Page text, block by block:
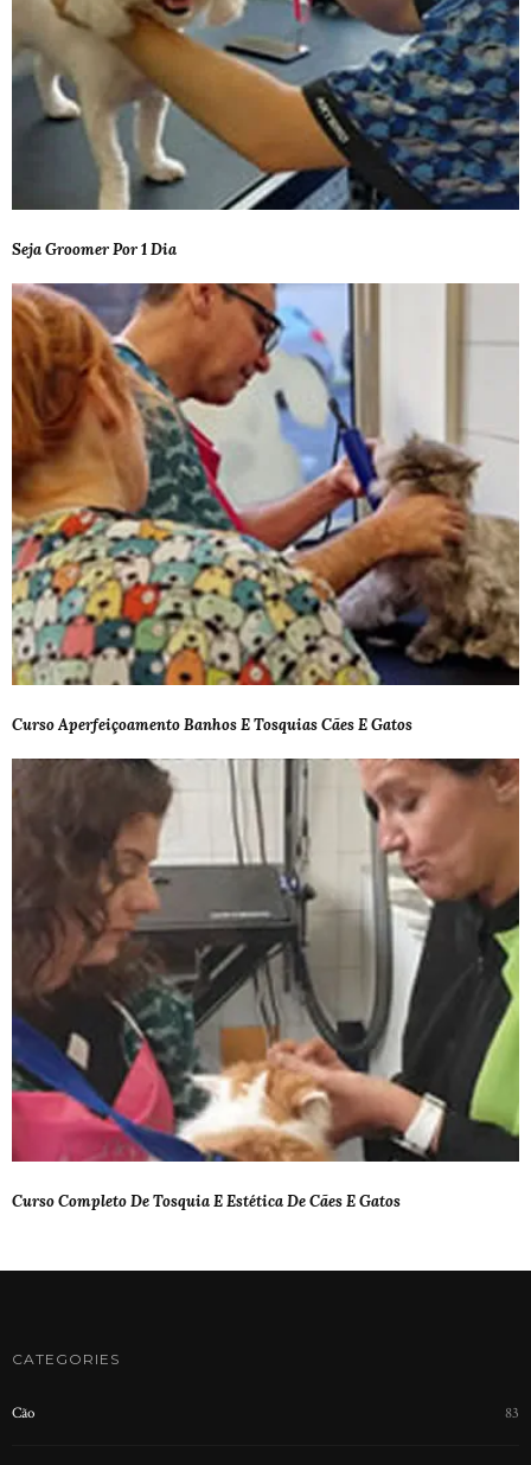
Seja Groomer Por 1 Dia
Curso Aperfeiçoamento Banhos E Tosquias Cães E Gatos
Curso Completo De Tosquia E Estética De Cães E Gatos
CATEGORIES
Cão 83